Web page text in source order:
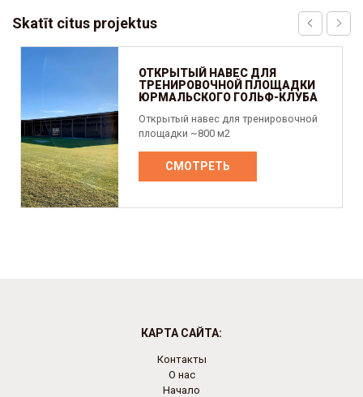
Skatīt citus projektus
ОТКРЫТЫЙ НАВЕС ДЛЯ
ТРЕНИРОВОЧНОЙ ПЛОЩАДКИ
ЮРМАЛЬСКОГО ГОЛЬФ-КЛУБА
Открытый навес для тренировочной
площадки ~800 м2
СМОТРЕТЬ
КАРТА САЙТА:
Контакты
О нас
Начало